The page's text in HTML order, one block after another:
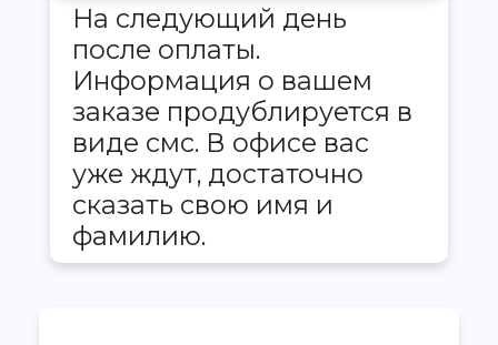
На следующий день
после оплаты.
Информация о вашем
заказе продублируется в
виде смс. В офисе вас
уже ждут, достаточно
сказать свою имя и
фамилию.